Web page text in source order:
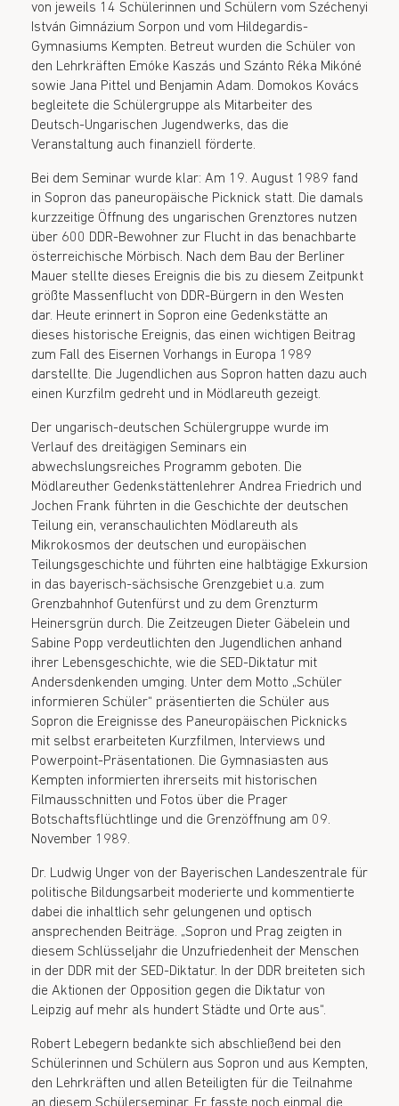
von jeweils 14 Schülerinnen und Schülern vom Széchenyi
István Gimnázium Sorpon und vom Hildegardis-
Gymnasiums Kempten. Betreut wurden die Schüler von
den Lehrkräften Emóke Kaszás und Szánto Réka Mikóné
sowie Jana Pittel und Benjamin Adam. Domokos Kovács
begleitete die Schülergruppe als Mitarbeiter des
Deutsch-Ungarischen Jugendwerks, das die
Veranstaltung auch finanziell förderte.
Bei dem Seminar wurde klar: Am 19. August 1989 fand
in Sopron das paneuropäische Picknick statt. Die damals
kurzzeitige Öffnung des ungarischen Grenztores nutzen
über 600 DDR-Bewohner zur Flucht in das benachbarte
österreichische Mörbisch. Nach dem Bau der Berliner
Mauer stellte dieses Ereignis die bis zu diesem Zeitpunkt
größte Massenflucht von DDR-Bürgern in den Westen
dar. Heute erinnert in Sopron eine Gedenkstätte an
dieses historische Ereignis, das einen wichtigen Beitrag
zum Fall des Eisernen Vorhangs in Europa 1989
darstellte. Die Jugendlichen aus Sopron hatten dazu auch
einen Kurzfilm gedreht und in Mödlareuth gezeigt.
Der ungarisch-deutschen Schülergruppe wurde im
Verlauf des dreitägigen Seminars ein
abwechslungsreiches Programm geboten. Die
Mödlareuther Gedenkstättenlehrer Andrea Friedrich und
Jochen Frank führten in die Geschichte der deutschen
Teilung ein, veranschaulichten Mödlareuth als
Mikrokosmos der deutschen und europäischen
Teilungsgeschichte und führten eine halbtägige Exkursion
in das bayerisch-sächsische Grenzgebiet u.a. zum
Grenzbahnhof Gutenfürst und zu dem Grenzturm
Heinersgrün durch. Die Zeitzeugen Dieter Gäbelein und
Sabine Popp verdeutlichten den Jugendlichen anhand
ihrer Lebensgeschichte, wie die SED-Diktatur mit
Andersdenkenden umging. Unter dem Motto „Schüler
informieren Schüler“ präsentierten die Schüler aus
Sopron die Ereignisse des Paneuropäischen Picknicks
mit selbst erarbeiteten Kurzfilmen, Interviews und
Powerpoint-Präsentationen. Die Gymnasiasten aus
Kempten informierten ihrerseits mit historischen
Filmausschnitten und Fotos über die Prager
Botschaftsflüchtlinge und die Grenzöffnung am 09.
November 1989.
Dr. Ludwig Unger von der Bayerischen Landeszentrale für
politische Bildungsarbeit moderierte und kommentierte
dabei die inhaltlich sehr gelungenen und optisch
ansprechenden Beiträge. „Sopron und Prag zeigten in
diesem Schlüsseljahr die Unzufriedenheit der Menschen
in der DDR mit der SED-Diktatur. In der DDR breiteten sich
die Aktionen der Opposition gegen die Diktatur von
Leipzig auf mehr als hundert Städte und Orte aus“.
Robert Lebegern bedankte sich abschließend bei den
Schülerinnen und Schülern aus Sopron und aus Kempten,
den Lehrkräften und allen Beteiligten für die Teilnahme